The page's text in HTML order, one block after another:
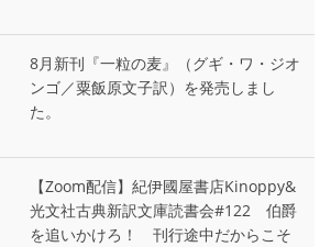
8月新刊『一粒の麦』（グギ・ワ・ジオ
ンゴ／粟飯原文子訳）を発売しまし
た。
【Zoom配信】紀伊國屋書店Kinoppy&
光文社古典新訳文庫読書会#122 伯爵
を追いかけろ！ 刊行途中だからこそ